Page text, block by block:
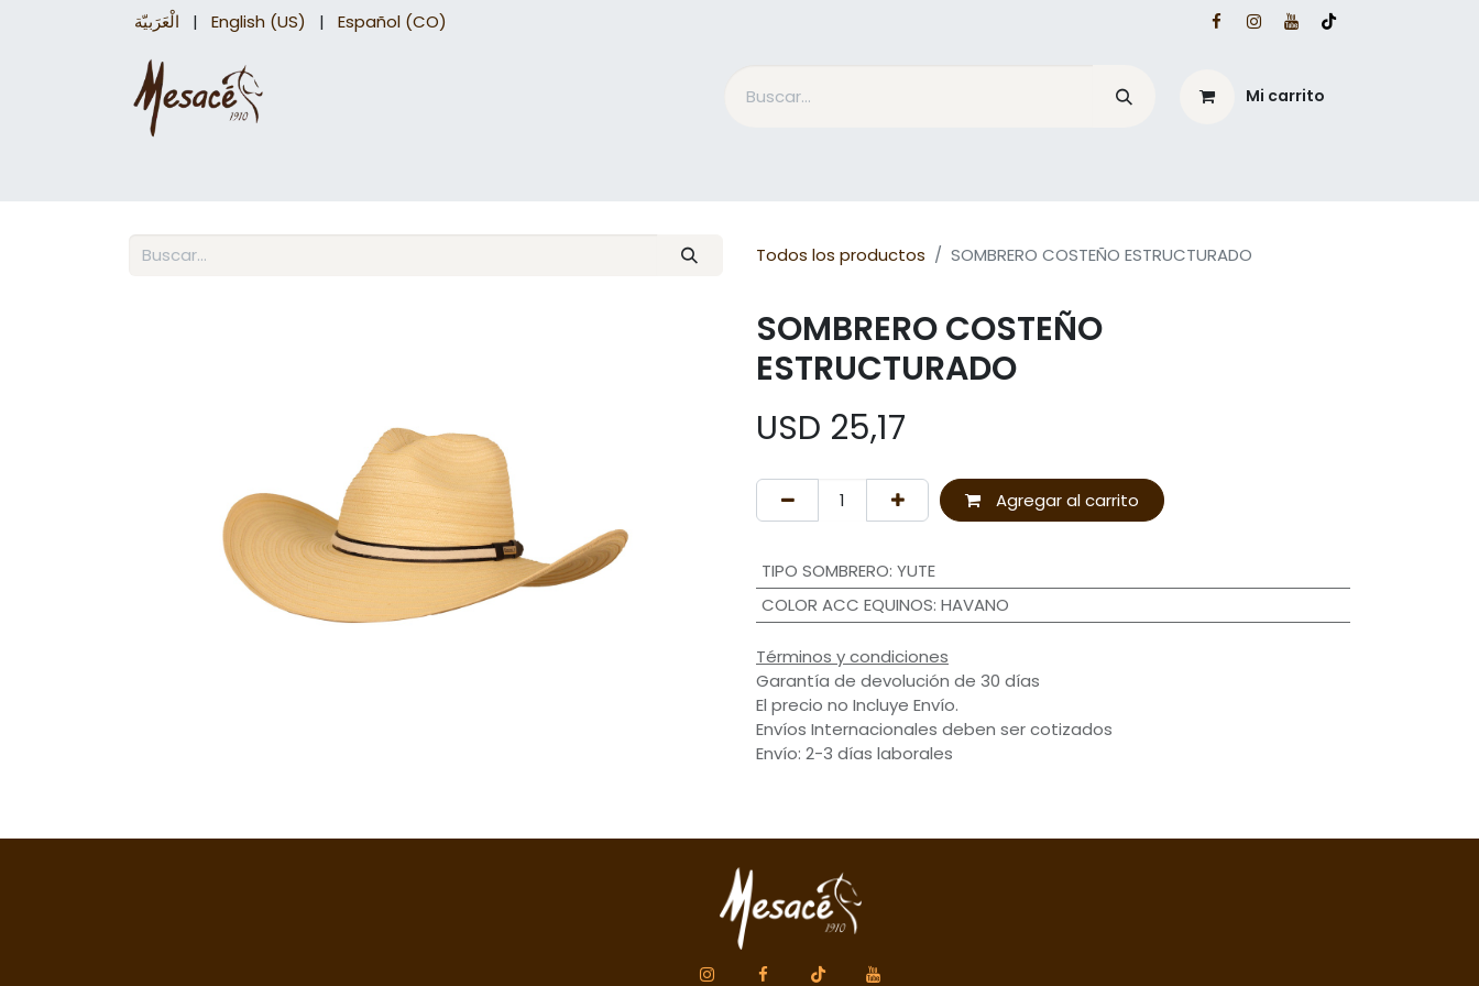
الْعَرَبيّة | English (US) | Español (CO)
Mi carrito
Todos los productos SOMBRERO COSTEÑO ESTRUCTURADO
SOMBRERO COSTEÑO
ESTRUCTURADO
USD 25,17
Agregar al carrito
TIPO SOMBRERO: YUTE
COLOR ACC EQUINOS: HAVANO
Términos y condiciones
Garantía de devolución de 30 días
El precio no Incluye Envío.
Envíos Internacionales deben ser cotizados
Envío: 2-3 días laborales